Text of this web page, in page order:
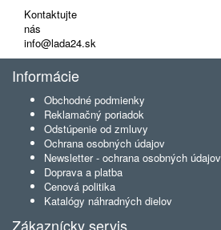
Kontaktujte
nás
info@lada24.sk
Informácie
Obchodné podmienky
Reklamačný poriadok
Odstúpenie od zmluvy
Ochrana osobných údajov
Newsletter - ochrana osobných údajov
Doprava a platba
Cenová politika
Katalógy náhradných dielov
Zákaznícky servis